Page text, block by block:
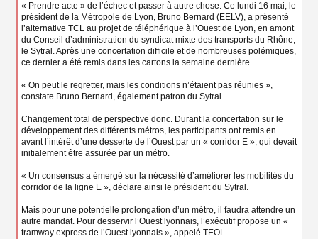
« Prendre acte » de l’échec et passer à autre chose. Ce lundi 16 mai, le
président de la Métropole de Lyon, Bruno Bernard (EELV), a présenté
l’alternative TCL au projet de téléphérique à l’Ouest de Lyon, en amont
du Conseil d’administration du syndicat mixte des transports du Rhône,
le Sytral. Après une concertation difficile et de nombreuses polémiques,
ce dernier a été remis dans les cartons la semaine dernière.
« On peut le regretter, mais les conditions n’étaient pas réunies »,
constate Bruno Bernard, également patron du Sytral.
Changement total de perspective donc. Durant la concertation sur le
développement des différents métros, les participants ont remis en
avant l’intérêt d’une desserte de l’Ouest par un « corridor E », qui devait
initialement être assurée par un métro.
« Un consensus a émergé sur la nécessité d’améliorer les mobilités du
corridor de la ligne E », déclare ainsi le président du Sytral.
Mais pour une potentielle prolongation d’un métro, il faudra attendre un
autre mandat. Pour desservir l’Ouest lyonnais, l’exécutif propose un «
tramway express de l’Ouest lyonnais », appelé TEOL.